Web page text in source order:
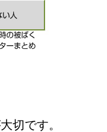
切です。